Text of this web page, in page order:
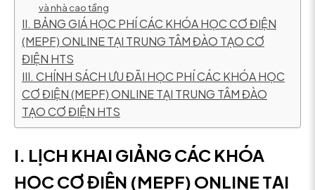
và nhà cao tầng
II. BẢNG GIÁ HỌC PHÍ CÁC KHÓA HỌC CƠ ĐIỆN
(MEPF) ONLINE TẠI TRUNG TÂM ĐÀO TẠO CƠ
ĐIỆN HTS
III. CHÍNH SÁCH ƯU ĐÃI HỌC PHÍ CÁC KHÓA HỌC
CƠ ĐIỆN (MEPF) ONLINE TẠI TRUNG TÂM ĐÀO
TẠO CƠ ĐIỆN HTS
I. LỊCH KHAI GIẢNG CÁC KHÓA
HỌC CƠ ĐIỆN (MEPF) ONLINE TẠI